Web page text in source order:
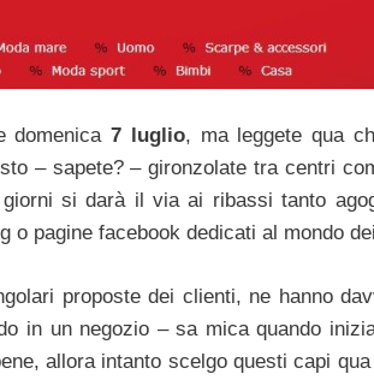
domenica7 luglio, ma leggete qua
– sapete? – gironzolate tra centri
si darà il via ai ribassi tanto
o pagine facebook dedicati al mondo
proposte dei clienti, ne hanno
in un negozio – sa mica quando
allora intanto scelgo questi capi